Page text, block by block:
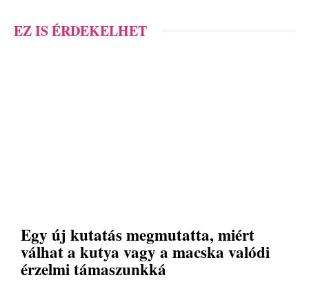
EZ IS ÉRDEKELHET
Egy új kutatás megmutatta, miért
válhat a kutya vagy a macska valódi
érzelmi támaszunkká